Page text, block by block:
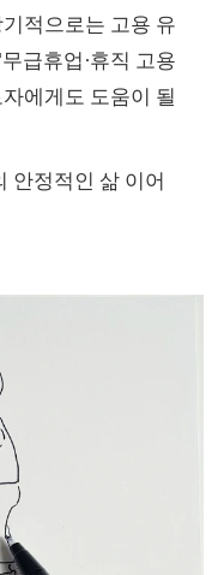
적으로는 고용 유
급휴업∙휴직 고용
에게도 도움이 될
안정적인 삶 이어